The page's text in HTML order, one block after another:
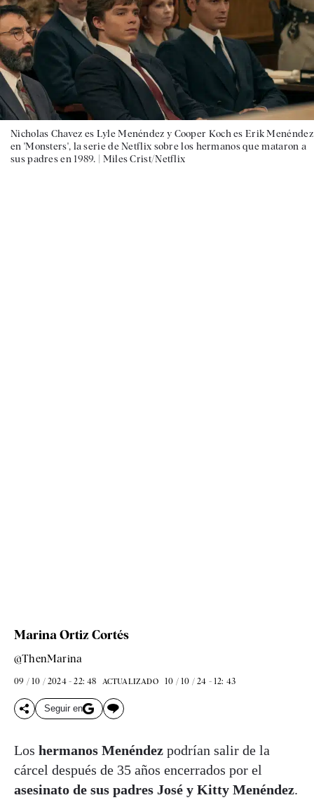
Nicholas Chavez es Lyle Menéndez y Cooper Koch es Erik Menéndez
en 'Monsters', la serie de Netflix sobre los hermanos que mataron a
sus padres en 1989. | Miles Crist/Netflix
Marina Ortiz Cortés
@ThenMarina
09 / 10 / 2024 - 22: 48 ACTUALIZADO 10 / 10 / 24 - 12: 43
Seguir en
Los hermanos Menéndez podrían salir de la
cárcel después de 35 años encerrados por el
asesinato de sus padres José y Kitty Menéndez.